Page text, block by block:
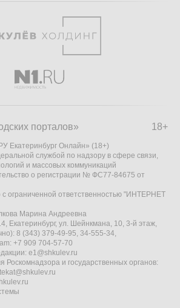
18+
порталов»
Екатеринбург Онлайн» (18+)
службой по надзору в сфере связи,
и массовых коммуникаций
о регистрации № ФС77-84675 от
ограниченной ответственностью "ИНТЕРНЕТ
Марина Андреевна
Екатеринбург, ул. Шейнкмана, 10, 3-й этаж,
8 (343) 379-49-95, 34-555-34,
+7 909 704-57-70
e1@shkulev.ru
Роскомнадзора и государственных органов: